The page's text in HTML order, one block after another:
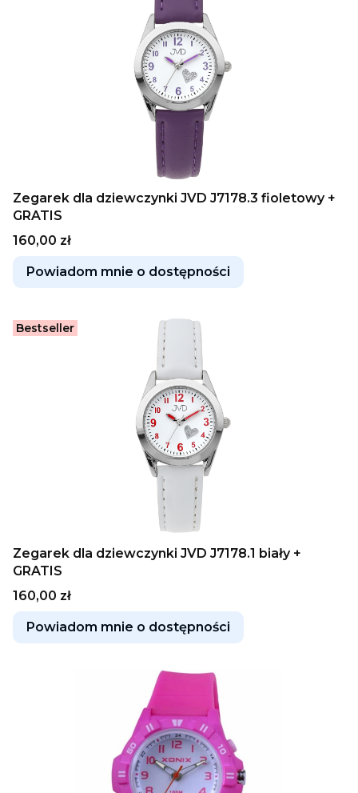
Zegarek dla dziewczynki JVD J7178.3 fioletowy +
GRATIS
Cena
160,00 zł
Powiadom mnie o dostępności
Bestseller
Zegarek dla dziewczynki JVD J7178.1 biały +
GRATIS
Cena
160,00 zł
Powiadom mnie o dostępności